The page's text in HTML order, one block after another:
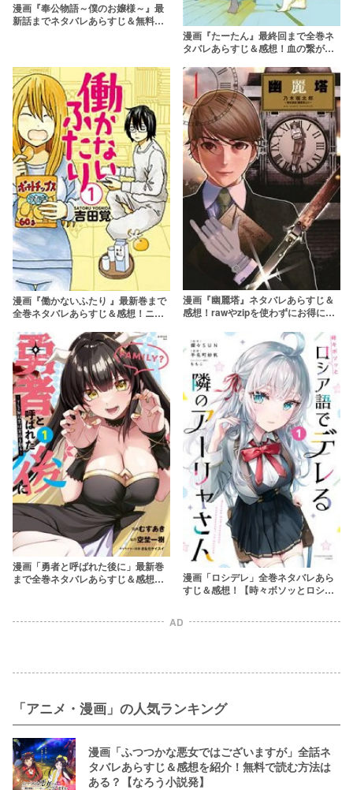
漫画『奉公物語～僕のお嬢様～』最
新話までネタバレあらすじ＆無料で
漫画『たーたん』最終回まで全巻ネ
タバレあらすじ＆感想！血の繋がっ
漫画『働かないふたり 』最新巻まで
全巻ネタバレあらすじ＆感想！ニー
漫画『幽麗塔』ネタバレあらすじ＆
感想！rawやzipを使わずにお得に読
漫画「勇者と呼ばれた後に」最新巻
まで全巻ネタバレあらすじ＆感想！
漫画「ロシデレ」全巻ネタバレあら
すじ＆感想！【時々ボソッとロシア
AD
「アニメ・漫画」の人気ランキング
漫画「ふつつかな悪女ではございますが」全話ネ
タバレあらすじ＆感想を紹介！無料で読む方法は
ある？【なろう小説発】